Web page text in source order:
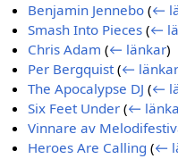
Benjamin Jennebo (←
Smash Into Pieces (←
Chris Adam (← länkar)
Per Bergquist (←
The Apocalypse DJ (←
Six Feet Under (←
Vinnare av
Heroes Are Calling (←